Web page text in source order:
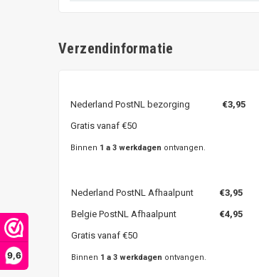
9,6
Verzendinformatie
Nederland PostNL bezorging €3,95
Gratis vanaf €50
Binnen 1 a 3 werkdagen ontvangen.
Nederland PostNL Afhaalpunt €3,95
Belgie PostNL Afhaalpunt
€4,95
Gratis vanaf €50
Binnen 1 a 3 werkdagen ontvangen.